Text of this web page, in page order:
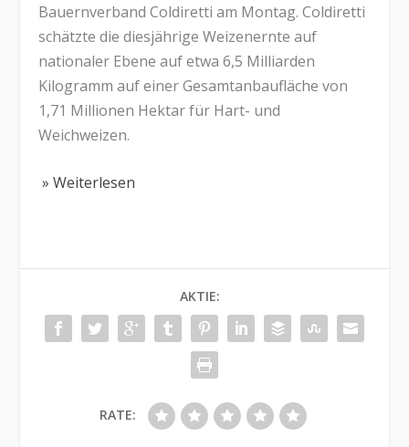
Bauernverband Coldiretti am Montag. Coldiretti
schätzte die diesjährige Weizenernte auf
nationaler Ebene auf etwa 6,5 Milliarden
Kilogramm auf einer Gesamtanbaufläche von
1,71 Millionen Hektar für Hart- und
Weichweizen.
» Weiterlesen
AKTIE:
RATE: